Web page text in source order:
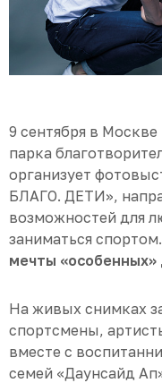
9 сентября в
парка
организует
БЛАГО. ДЕТИ»,
возможностей для
заниматься спортом.
мечты «особенных»
На живых снимках
спортсмены,
вместе с
семей «Даунсайд